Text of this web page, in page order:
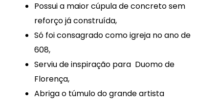
Possui a maior cúpula de concreto sem
reforço já construída,
Só foi consagrado como igreja no ano de
608,
Serviu de inspiração para Duomo de
Florença,
Abriga o túmulo do grande artista